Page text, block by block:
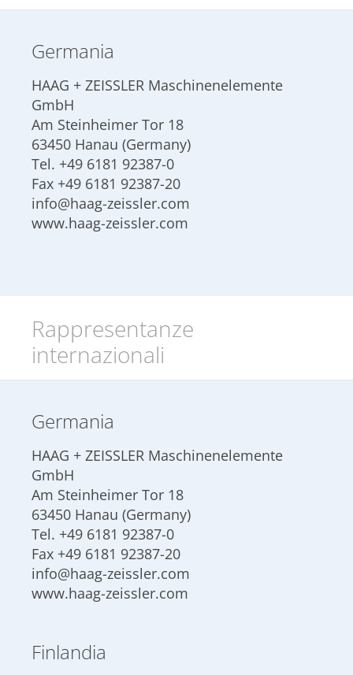
Germania
HAAG + ZEISSLER Maschinenelemente
GmbH
Am Steinheimer Tor 18
63450 Hanau (Germany)
Tel. +49 6181 92387-0
Fax +49 6181 92387-20
info@haag-zeissler.com
www.haag-zeissler.com
Rappresentanze
internazionali
Germania
HAAG + ZEISSLER Maschinenelemente
GmbH
Am Steinheimer Tor 18
63450 Hanau (Germany)
Tel. +49 6181 92387-0
Fax +49 6181 92387-20
info@haag-zeissler.com
www.haag-zeissler.com
Finlandia